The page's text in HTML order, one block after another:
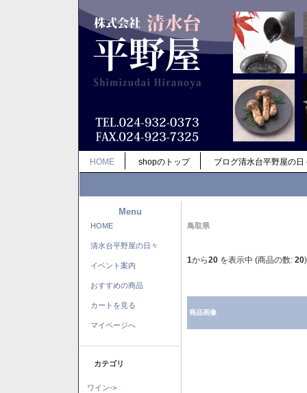
HOME shopのトップ ブログ清水台平野屋の日
Menu
HOME
清水台平野屋の日々
イベント案内
おすすめの商品
カートを見る
マイページへ
カテゴリ
ワイン->
鳥取県
1から20 を表示中 (商品の数: 20)
商品画像